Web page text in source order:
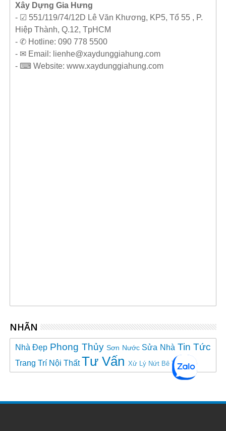
Xây Dựng Gia Hưng
- ☑ 551/119/74/12D Lê Văn Khương, KP5, Tổ 55 , P.
Hiệp Thành, Q.12, TpHCM
- ✆ Hotline: 090 778 5500
- ✉ Email: lienhe@xaydunggiahung.com
- ⌨ Website: www.xaydunggiahung.com
NHÃN
Nhà Đẹp Phong Thủy Sơn Nước Sửa Nhà Tin Tức
Trang Trí Nội Thất Tư Vấn Xử Lý Nứt Bê Tông